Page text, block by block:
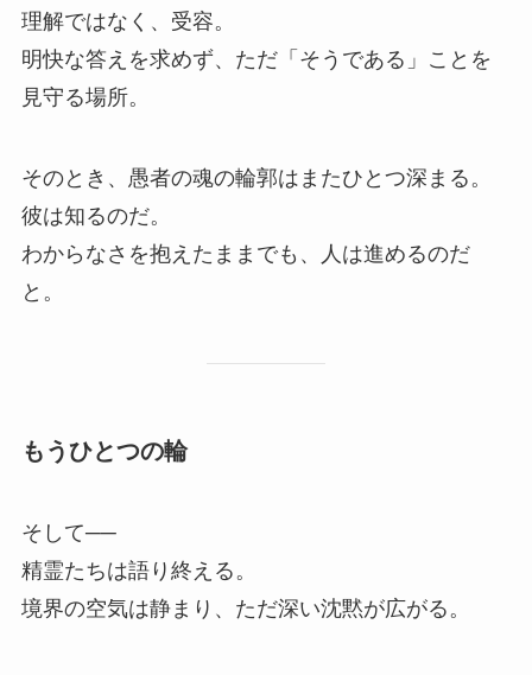
理解ではなく、受容。
明快な答えを求めず、ただ「そうである」ことを
見守る場所。
そのとき、愚者の魂の輪郭はまたひとつ深まる。
彼は知るのだ。
わからなさを抱えたままでも、人は進めるのだ
と。
もうひとつの輪
そして──
精霊たちは語り終える。
境界の空気は静まり、ただ深い沈黙が広がる。